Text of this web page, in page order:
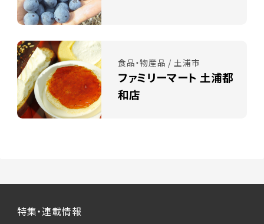
食品・物産品 / 土浦市
ファミリーマート 土浦都
和店
特集・連載情報